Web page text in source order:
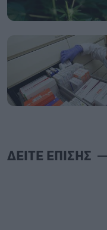
ΔΕΙΤΕ ΕΠΙΣΗΣ